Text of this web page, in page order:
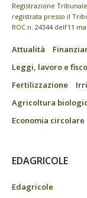
Registrazione
registrata presso il
ROC n. 24344 dell’11
Attualità
Leggi, lavoro e fisco
Fertilizzazione
Agricoltura
Economia circolare
EDAGRICOLE
Edagricole